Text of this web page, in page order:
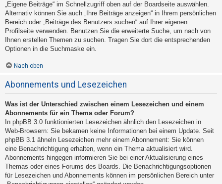
„Eigene Beiträge“ im Schnellzugriff oben auf der Boardseite auswählen.
Alternativ können Sie auch „Ihre Beiträge anzeigen“ in Ihrem persönlichen
Bereich oder „Beiträge des Benutzers suchen“ auf Ihrer eigenen
Profilseite verwenden. Benutzen Sie die erweiterte Suche, um nach von
Ihnen erstellen Themen zu suchen. Tragen Sie dort die entsprechenden
Optionen in die Suchmaske ein.
Nach oben
Abonnements und Lesezeichen
Was ist der Unterschied zwischen einem Lesezeichen und einem
Abonnements für ein Thema oder Forum?
In phpBB 3.0 funktionierten Lesezeichen ähnlich den Lesezeichen in
Web-Browsern: Sie bekamen keine Informationen bei einem Update. Seit
phpBB 3.1 ähneln Lesezeichen mehr einem Abonnement: Sie können
eine Benachrichtigung erhalten, wenn ein Thema aktualisiert wird.
Abonnements hingegen informieren Sie bei einer Aktualisierung eines
Themas oder eines Forums des Boards. Die Benachrichtigungsoptionen
für Lesezeichen und Abonnements können im persönlichen Bereich unter